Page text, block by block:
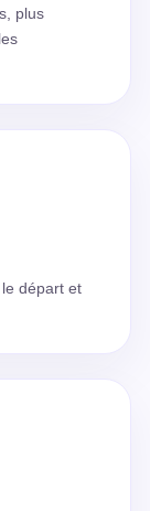
plus
départ et